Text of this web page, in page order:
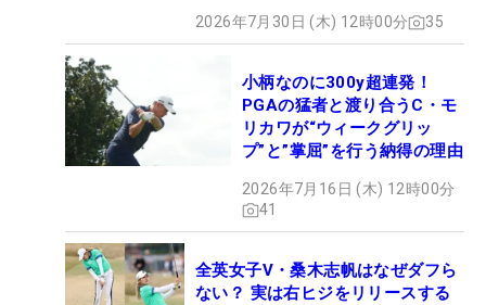
2026年7月30日 (木) 12時00分 35
小柄なのに300y超連発！
PGAの猛者と渡り合うC・モ
リカワが“ウィークグリッ
プ”と”掌屈”を行う納得の理由
2026年7月16日 (木) 12時00分
41
全英女子V・桑木志帆はなぜダフら
ない？ 実は右ヒジをリリースする